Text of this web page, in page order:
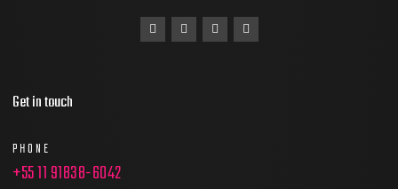
Get in touch
PHONE
+55 11 91838-6042